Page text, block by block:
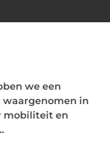
we een
in
mobiliteit en